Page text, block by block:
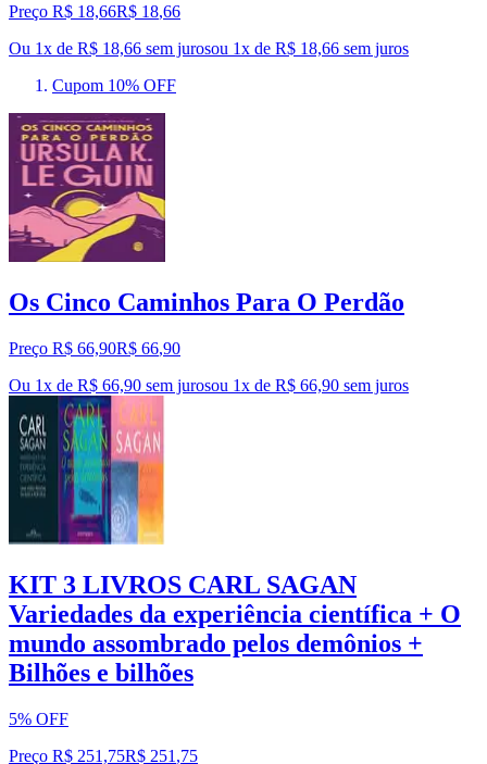
Preço R$ 18,66R$ 18,66
Ou 1x de R$ 18,66 sem jurosou 1x de R$ 18,66 sem juros
Cupom 10% OFF
Os Cinco Caminhos Para O Perdão
Preço R$ 66,90R$ 66,90
Ou 1x de R$ 66,90 sem jurosou 1x de R$ 66,90 sem juros
KIT 3 LIVROS CARL SAGAN
Variedades da experiência científica + O
mundo assombrado pelos demônios +
Bilhões e bilhões
5% OFF
Preço R$ 251,75R$ 251 ,75